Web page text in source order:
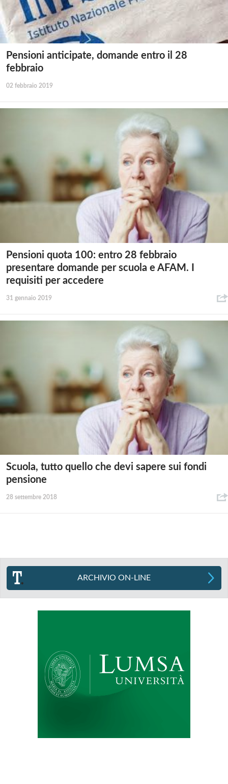
Pensioni anticipate, domande entro il 28
febbraio
02 febbraio 2019
Pensioni quota 100: entro 28 febbraio
presentare domande per scuola e AFAM. I
requisiti per accedere
31 gennaio 2019
Scuola, tutto quello che devi sapere sui fondi
pensione
28 settembre 2018
ARCHIVIO ON-LINE